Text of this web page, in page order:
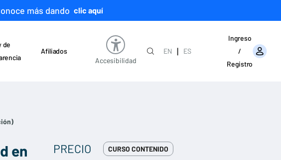
más dando clic aquí
de
Afiliados
Accesibilidad
EN |
ES
Ingreso
/
Registro
en
PRECIO CURSO CONTENIDO